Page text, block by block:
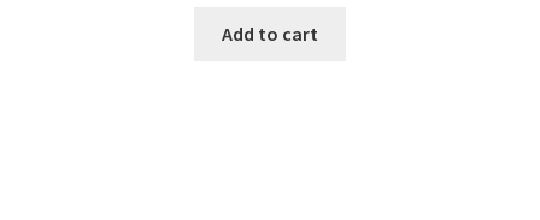
Add to cart